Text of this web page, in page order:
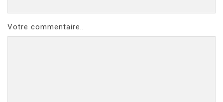
Votre commentaire..